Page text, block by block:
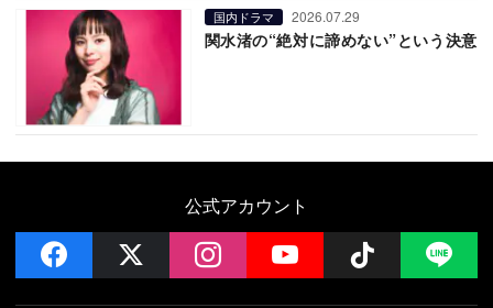
国内ドラマ 2026.07.29
関水渚の“絶対に諦めない”という決意
公式アカウント
facebook instagramYouTube Follow